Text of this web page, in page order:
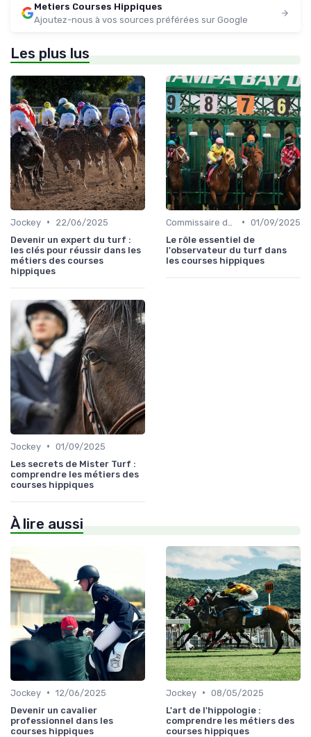
Metiers Courses Hippiques
Ajoutez-nous à vos sources préférées sur Google
Les plus lus
Jockey •
22/06/2025
Devenir un expert du turf :
les clés pour réussir dans les
métiers des courses
hippiques
• 01/09/2025
Le rôle essentiel de
l'observateur du turf dans
les courses hippiques
Jockey • 01/09/2025
Les secrets de Mister Turf :
comprendre les métiers des
courses hippiques
À lire aussi
Jockey • 12/06/2025
Devenir un cavalier
professionnel dans les
courses hippiques
Jockey • 08/05/2025
L'art de l'hippologie :
comprendre les métiers des
courses hippiques